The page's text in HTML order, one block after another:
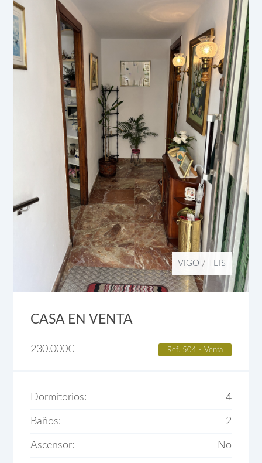
VIGO / TEIS
CASA EN VENTA
230.000€ Ref. 504 - Venta
Dormitorios: 4
Baños: 2
Ascensor: No